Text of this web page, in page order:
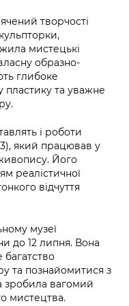
творчості
мистецькі
образно-
глибоке
пластику та уважне
і роботи
який працював у
Його
реалістичної
відчуття
музеї
до 12 липня. Вона
та познайомитися з
вагомий
мистецтва.